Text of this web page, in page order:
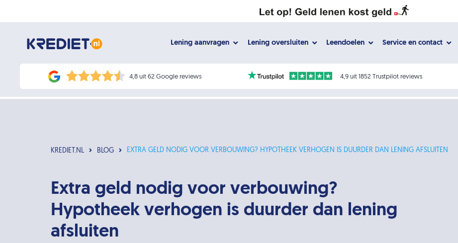
Lening aanvragen Lening oversluiten Leendoelen Service en contact
4,8 uit 62 Google reviews 4,9 uit 1852 Trustpilot reviews
KREDIET.NL BLOG EXTRA GELD NODIG VOOR VERBOUWING? HYPOTHEEK VERHOGEN IS DUURDER DAN LENING AFSLUITEN
Extra geld nodig voor verbouwing?
Hypotheek verhogen is duurder dan lening
afsluiten